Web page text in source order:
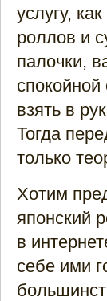
услугу,
роллов и
палочки,
взять в
Тогда
только
Хотим
японский
в
себе ими